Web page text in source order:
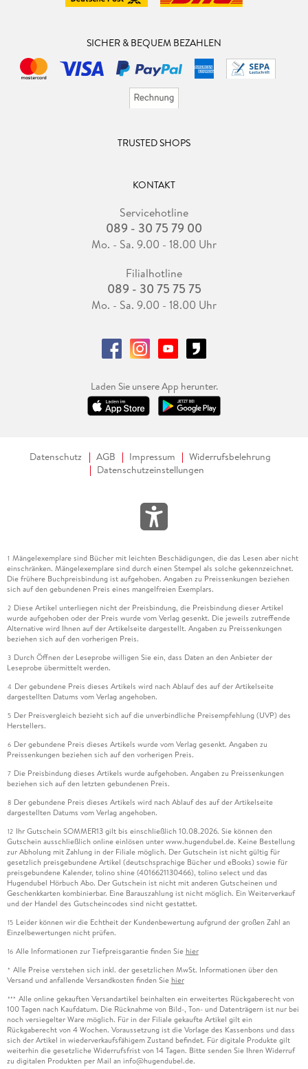
SICHER & BEQUEM BEZAHLEN
TRUSTED SHOPS
KONTAKT
Servicehotline
089 - 30 75 79 00
Mo. - Sa. 9.00 - 18.00 Uhr
Filialhotline
089 - 30 75 75 75
Mo. - Sa. 9.00 - 18.00 Uhr
Laden Sie unsere App herunter.
Datenschutz AGB Impressum
Widerrufsbelehrung
Datenschutzeinstellungen
1 Mängelexemplare sind Bücher mit leichten Beschädigungen, die das Lesen aber nicht
einschränken. Mängelexemplare sind durch einen Stempel als solche gekennzeichnet.
Die frühere Buchpreisbindung ist aufgehoben. Angaben zu Preissenkungen beziehen
sich auf den gebundenen Preis eines mangelfreien Exemplars.
2 Diese Artikel unterliegen nicht der Preisbindung, die Preisbindung dieser Artikel
wurde aufgehoben oder der Preis wurde vom Verlag gesenkt. Die jeweils zutreffende
Alternative wird Ihnen auf der Artikelseite dargestellt. Angaben zu Preissenkungen
beziehen sich auf den vorherigen Preis.
3 Durch Öffnen der Leseprobe willigen Sie ein, dass Daten an den Anbieter der
Leseprobe übermittelt werden.
4 Der gebundene Preis dieses Artikels wird nach Ablauf des auf der Artikelseite
dargestellten Datums vom Verlag angehoben.
5 Der Preisvergleich bezieht sich auf die unverbindliche Preisempfehlung (UVP) des
Herstellers.
6 Der gebundene Preis dieses Artikels wurde vom Verlag gesenkt. Angaben zu
Preissenkungen beziehen sich auf den vorherigen Preis.
7 Die Preisbindung dieses Artikels wurde aufgehoben. Angaben zu Preissenkungen
beziehen sich auf den letzten gebundenen Preis.
8 Der gebundene Preis dieses Artikels wird nach Ablauf des auf der Artikelseite
dargestellten Datums vom Verlag angehoben.
12 Ihr Gutschein SOMMER13 gilt bis einschließlich 10.08.2026. Sie können den
Gutschein ausschließlich online einlösen unter www.hugendubel.de. Keine Bestellung
zur Abholung mit Zahlung in der Filiale möglich. Der Gutschein ist nicht gültig für
gesetzlich preisgebundene Artikel (deutschsprachige Bücher und eBooks) sowie für
preisgebundene Kalender, tolino shine (4016621130466), tolino select und das
Hugendubel Hörbuch Abo. Der Gutschein ist nicht mit anderen Gutscheinen und
Geschenkkarten kombinierbar. Eine Barauszahlung ist nicht möglich. Ein Weiterverkauf
und der Handel des Gutscheincodes sind nicht gestattet.
15 Leider können wir die Echtheit der Kundenbewertung aufgrund der großen Zahl an
Einzelbewertungen nicht prüfen.
16 Alle Informationen zur Tiefpreisgarantie finden Sie hier
* Alle Preise verstehen sich inkl. der gesetzlichen MwSt. Informationen über den
Versand und anfallende Versandkosten finden Sie hier
*** Alle online gekauften Versandartikel beinhalten ein erweitertes Rückgaberecht von
100 Tagen nach Kaufdatum. Die Rücknahme von Bild-, Ton- und Datenträgern ist nur bei
noch versiegelter Ware möglich. Für in der Filiale gekaufte Artikel gilt ein
Rückgaberecht von 4 Wochen. Voraussetzung ist die Vorlage des Kassenbons und dass
sich der Artikel in wiederverkaufsfähigem Zustand befindet. Für digitale Produkte gilt
weiterhin die gesetzliche Widerrufsfrist von 14 Tagen. Bitte senden Sie Ihren Widerruf
zu digitalen Produkten per Mail an info@hugendubel.de.